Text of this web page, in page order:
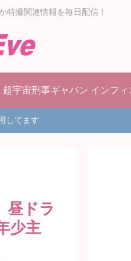
特撮関連情報を毎日配信！
超宇宙刑事ギャバン インフィ
してます
昼ドラ
少主